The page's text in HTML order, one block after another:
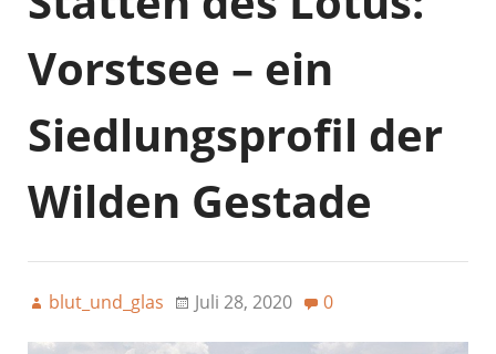
Vorstsee – ein
Siedlungsprofil der
Wilden Gestade
blut_und_glas Juli 28, 2020 0